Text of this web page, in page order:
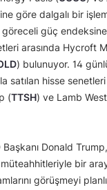
göre dalgalı bir
göreceli güç
arasında Hycroft
) bulunuyor. 14
satılan hisse senetleri
(TTSH) ve Lamb
Başkanı Donald
bir
görüşmeyi